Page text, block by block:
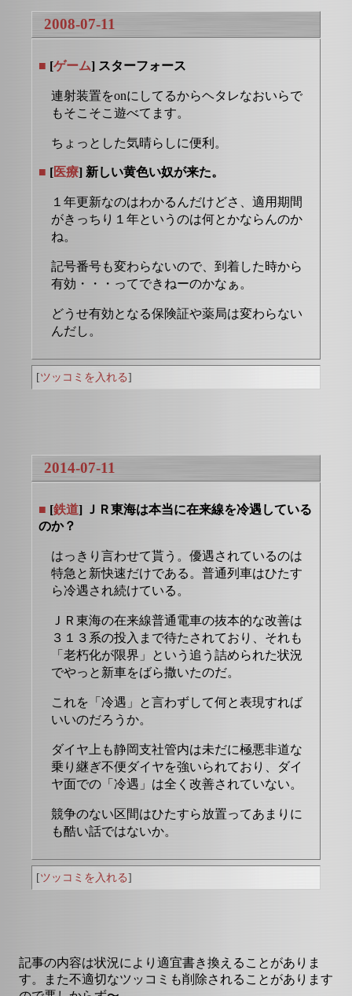
2008-07-11
■ [ゲーム] スターフォース
連射装置をonにしてるからヘタレなおいらで
もそこそこ遊べてます。
ちょっとした気晴らしに便利。
■ [医療] 新しい黄色い奴が来た。
１年更新なのはわかるんだけどさ、適用期間
がきっちり１年というのは何とかならんのか
ね。
記号番号も変わらないので、到着した時から
有効・・・ってできねーのかなぁ。
どうせ有効となる保険証や薬局は変わらない
んだし。
[ツッコミを入れる]
2014-07-11
■ [鉄道] ＪＲ東海は本当に在来線を冷遇している
のか？
はっきり言わせて貰う。優遇されているのは
特急と新快速だけである。普通列車はひたす
ら冷遇され続けている。
ＪＲ東海の在来線普通電車の抜本的な改善は
３１３系の投入まで待たされており、それも
「老朽化が限界」という追う詰められた状況
でやっと新車をばら撒いたのだ。
これを「冷遇」と言わずして何と表現すれば
いいのだろうか。
ダイヤ上も静岡支社管内は未だに極悪非道な
乗り継ぎ不便ダイヤを強いられており、ダイ
ヤ面での「冷遇」は全く改善されていない。
競争のない区間はひたすら放置ってあまりに
も酷い話ではないか。
[ツッコミを入れる]
記事の内容は状況により適宜書き換えることがありま
す。また不適切なツッコミも削除されることがあります